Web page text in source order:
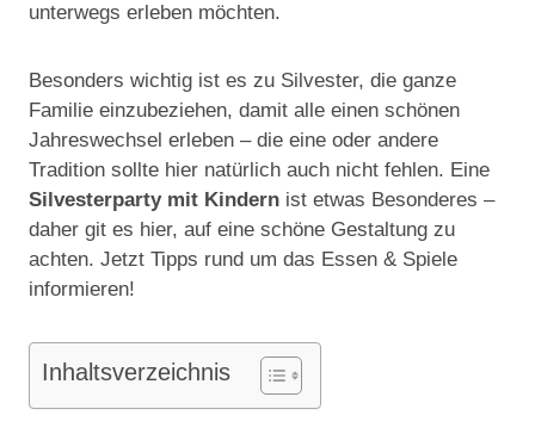
unterwegs erleben möchten.
Besonders wichtig ist es zu Silvester, die ganze
Familie einzubeziehen, damit alle einen schönen
Jahreswechsel erleben – die eine oder andere
Tradition sollte hier natürlich auch nicht fehlen. Eine
Silvesterparty mit Kindern ist etwas Besonderes –
daher git es hier, auf eine schöne Gestaltung zu
achten. Jetzt Tipps rund um das Essen & Spiele
informieren!
Inhaltsverzeichnis